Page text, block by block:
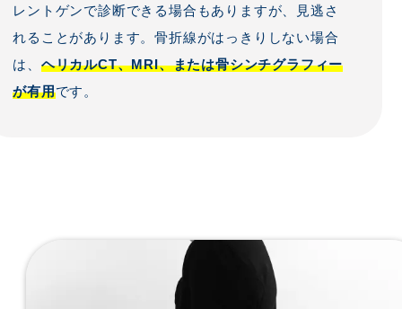
レントゲンで診断できる場合もありますが、見逃さ
れることがあります。骨折線がはっきりしない場合
は、 ヘリカルCT、MRI、または骨シンチグラフィー
が有用です。